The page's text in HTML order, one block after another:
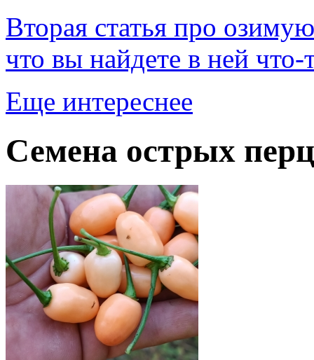
Вторая статья про
что вы найдете в ней что-
Еще интереснее
Семена острых